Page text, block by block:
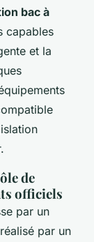
bac à
capables
et la
de
officiels
par un
par un